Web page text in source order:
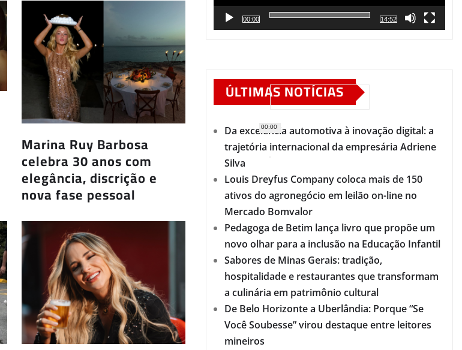
Marina Ruy Barbosa
celebra 30 anos com
elegância, discrição e
nova fase pessoal
00:00
00:00
14:52
ÚLTIMAS NOTÍCIAS
Da excelência automotiva à inovação digital: a
trajetória internacional da empresária Adriene
Silva
Louis Dreyfus Company coloca mais de 150
ativos do agronegócio em leilão on-line no
Mercado Bomvalor
Pedagoga de Betim lança livro que propõe um
novo olhar para a inclusão na Educação Infantil
Sabores de Minas Gerais: tradição,
hospitalidade e restaurantes que transformam
a culinária em patrimônio cultural
De Belo Horizonte a Uberlândia: Porque “Se
Você Soubesse” virou destaque entre leitores
mineiros